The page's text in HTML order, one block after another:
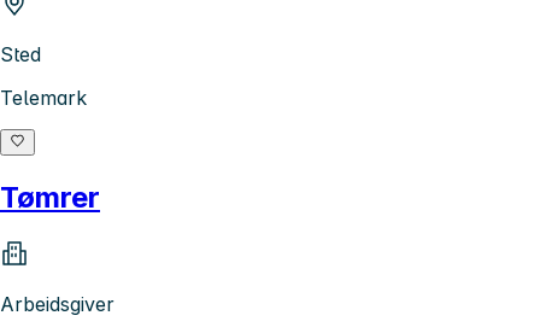
Sted
Telemark
Tømrer
Arbeidsgiver